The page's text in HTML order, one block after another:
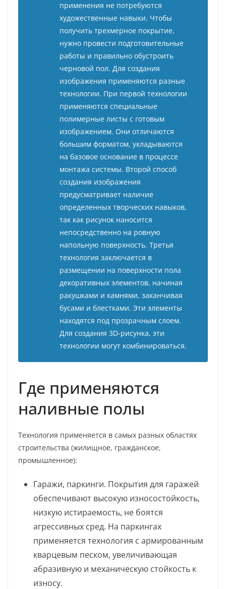
применения не потребуются
художественные навыки. Чтобы
получить трехмерное покрытие,
нужно провести подготовительные
работы и правильно обустроить
черновой пол. Для создания
изображения применяются разные
технологии. При первой технологии
применяются специальные
полимерные листы с готовым
изображением. Они отличаются
большим форматом, укладываются
на базовое основание в процессе
монтажа системы. Второй способ
создания изображения
предусматривает наличие
определенных творческих навыков,
так как рисунок наносится
непосредственно на ровную
напольную поверхность. Третья
технология заключается в
размещении на поверхности пола
декоративных элементов, начиная
ракушками и камнями, заканчивая
бусами и блестками. Эти элементы
находятся под прозрачным слоем.
Для создания 3D-рисунка, эти
технологии могут комбинироваться.
Где применяются
наливные полы
Технология применяется в самых разных областях
строительства (жилищное, гражданское,
промышленное):
Гаражи, паркинги. Покрытия для гаражей
обеспечивают высокую износостойкость,
низкую истираемость, не боятся
агрессивных сред. На паркингах
применяется технология с армированным
кварцевым песком, увеличивающая
абразивную и механическую стойкость к
износу.